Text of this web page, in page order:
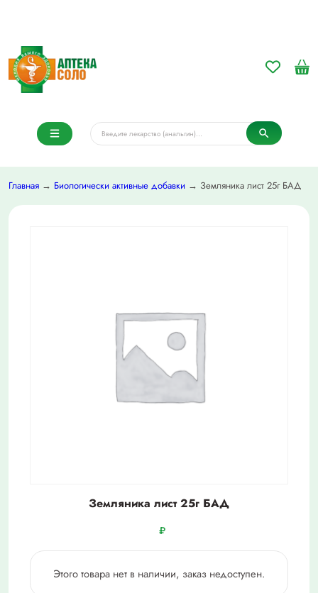
Главная → Биологически активные добавки → Земляника лист 25г БАД
Земляника лист 25г БАД
₽
Этого товара нет в наличии, заказ недоступен.